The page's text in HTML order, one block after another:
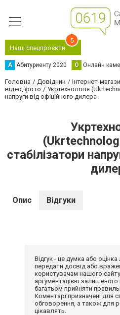
Наші спецпроєкти
5
А Абитуриенту 2020 О Онлайн
Головна Довідник Інтернет-
відео, фото
Укртехнологія
напруги від офіційного дилера
стабілізатори
Опис Відгуки
Відгук - це думка або
передати досвід або
користувачам нашого
аргументацією
багатьом прийняти
Коментарі призначені для
обговорення, а також для
цікавлять.